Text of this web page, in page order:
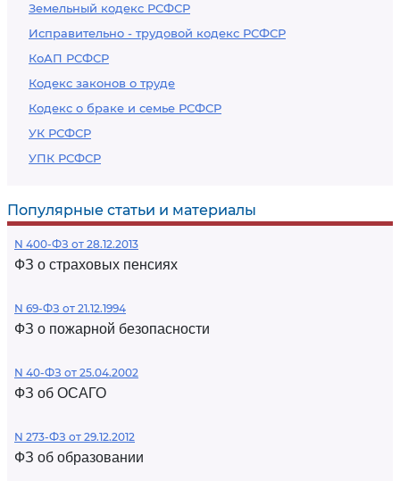
Земельный кодекс РСФСР
Исправительно - трудовой кодекс РСФСР
КоАП РСФСР
Кодекс законов о труде
Кодекс о браке и семье РСФСР
УК РСФСР
УПК РСФСР
Популярные статьи и материалы
N 400-ФЗ от 28.12.2013
ФЗ о страховых пенсиях
N 69-ФЗ от 21.12.1994
ФЗ о пожарной безопасности
N 40-ФЗ от 25.04.2002
ФЗ об ОСАГО
N 273-ФЗ от 29.12.2012
ФЗ об образовании